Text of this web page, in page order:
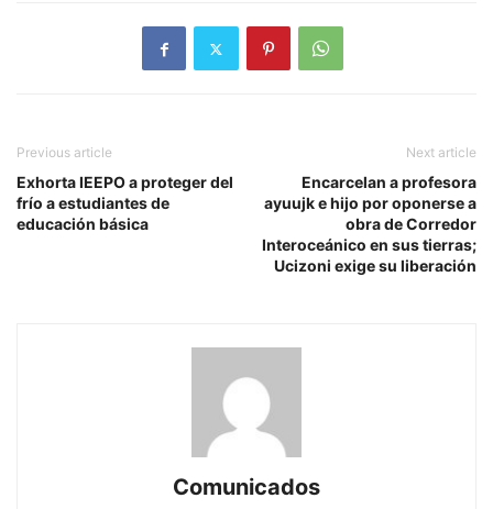
Previous article
Exhorta IEEPO a proteger del
frío a estudiantes de
educación básica
Next article
Encarcelan a profesora
ayuujk e hijo por oponerse a
obra de Corredor
Interoceánico en sus tierras;
Ucizoni exige su liberación
Comunicados